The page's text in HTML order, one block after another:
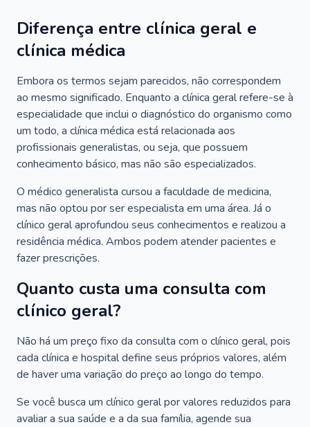
Diferença entre clínica geral e
clínica médica
Embora os termos sejam parecidos, não correspondem
ao mesmo significado. Enquanto a clínica geral refere-se à
especialidade que inclui o diagnóstico do organismo como
um todo, a clínica médica está relacionada aos
profissionais generalistas, ou seja, que possuem
conhecimento básico, mas não são especializados.
O médico generalista cursou a faculdade de medicina,
mas não optou por ser especialista em uma área. Já o
clínico geral aprofundou seus conhecimentos e realizou a
residência médica. Ambos podem atender pacientes e
fazer prescrições.
Quanto custa uma consulta com
clínico geral?
Não há um preço fixo da consulta com o clínico geral, pois
cada clínica e hospital define seus próprios valores, além
de haver uma variação do preço ao longo do tempo.
Se você busca um clínico geral por valores reduzidos para
avaliar a sua saúde e a da sua família, agende sua